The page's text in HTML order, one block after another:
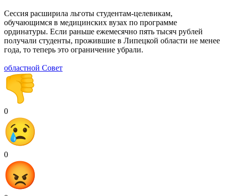
Сессия расширила льготы студентам-целевикам,
обучающимся в медицинских вузах по программе
ординатуры. Если раньше ежемесячно пять тысяч рублей
получали студенты, прожившие в Липецкой области не менее
года, то теперь это ограничение убрали.
областной Совет
0
0